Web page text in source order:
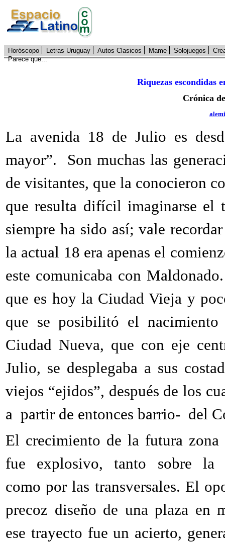
Horóscopo Letras Uruguay Autos Clasicos Mame Solojuegos
Parece que...
Riquezas escondidas
Crónica
La avenida 18 de Julio es
mayor”. Son muchas las
de visitantes, que la conocieron
que resulta difícil imaginarse el
siempre ha sido así; vale
la actual 18 era apenas el
este comunicaba con
que es hoy la Ciudad Vieja y
que se posibilitó el
Ciudad Nueva, que con eje
Julio, se desplegaba a sus
viejos “ejidos”, después de los
a partir de entonces barrio- del
El crecimiento de la futura zona
fue explosivo, tanto sobre la
como por las transversales. El
precoz diseño de una plaza en
ese trayecto fue un acierto,